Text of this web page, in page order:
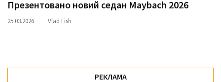
Презентовано новий седан Maybach 2026
25.03.2026 Vlad Fish
РЕКЛАМА